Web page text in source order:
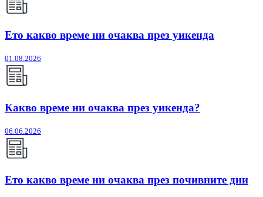
Ето какво време ни очаква през уикенда
01.08.2026
Какво време ни очаква през уикенда?
06.06.2026
Ето какво време ни очаква през почивните дни